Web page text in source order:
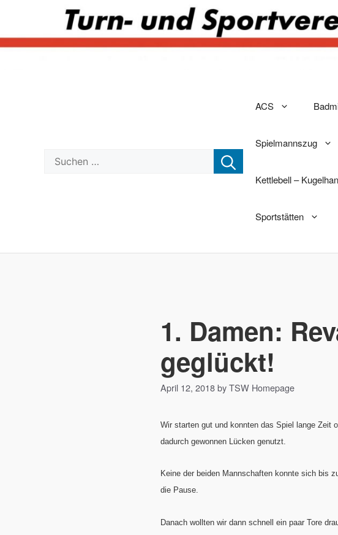
Suchen nach:
ACS
Spielmannszug
Kettlebell –
Sportstätten
1. Damen:
geglückt!
April 12, 2018 by TSW Homepage
Wir starten gut und konnten das Spiel lange Zeit
dadurch gewonnen Lücken genutzt.
Keine der beiden Mannschaften konnte sich bis
die Pause.
Danach wollten wir dann schnell ein paar Tore